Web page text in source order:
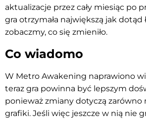
aktualizacje przez cały miesiąc po
gra otrzymała największą jak dotąd
zobaczmy, co się zmieniło.
Co wiadomo
W Metro Awakening naprawiono
teraz gra powinna być lepszym
ponieważ zmiany dotyczą zarówno
grafiki. Jeśli więc jeszcze w nią nie